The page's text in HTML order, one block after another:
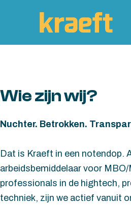
Wie zijn wij?
Nuchter. Betrokken.
Dat is Kraeft in een notendop.
arbeidsbemiddelaar voor
professionals in de hightech,
techniek, zijn we actief vanuit